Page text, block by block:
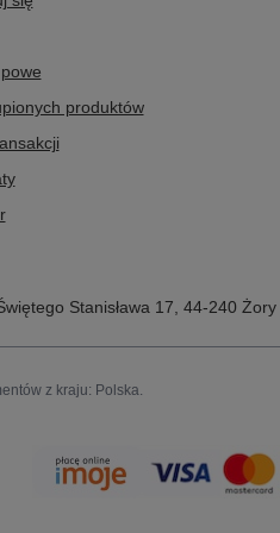
produktów
Stanisława 17 44-240 Żory
z kraju: Polska